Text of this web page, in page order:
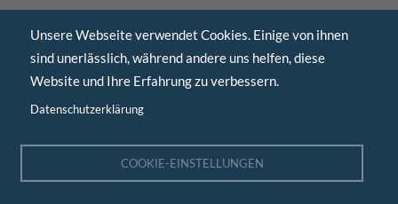
Unsere Webseite verwendet Cookies. Einige von ihnen
sind unerlässlich, während andere uns helfen, diese
Website und Ihre Erfahrung zu verbessern.
Datenschutzerklärung
COOKIE-EINSTELLUNGEN